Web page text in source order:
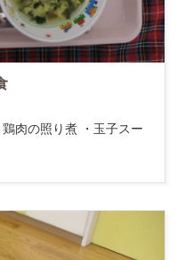
肉の照り煮 ・玉子スー